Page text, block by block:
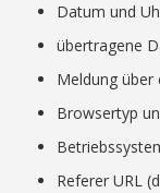
Datum und
übertragene
Meldung über
Browsertyp
Referer URL